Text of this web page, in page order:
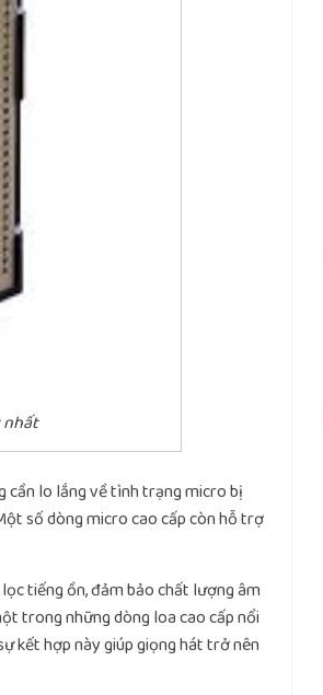
nhất
cần lo lắng về tình trạng micro bị
số dòng micro cao cấp còn hỗ trợ
tiếng ồn, đảm bảo chất lượng âm
trong những dòng loa cao cấp nổi
kết hợp này giúp giọng hát trở nên